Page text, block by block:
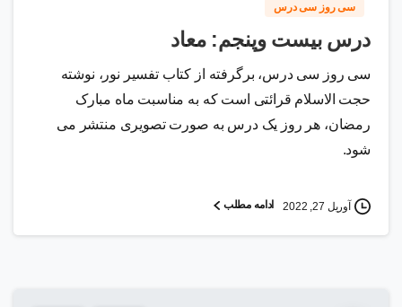
سی روز سی درس
درس بیست وپنجم: معاد
سی روز سی درس، برگرفته از کتاب تفسیر نور، نوشته
حجت الاسلام قرائتی است که به مناسبت ماه مبارک
رمضان، هر روز یک درس به صورت تصویری منتشر می
شود.
آوریل 27, 2022 ادامه مطلب